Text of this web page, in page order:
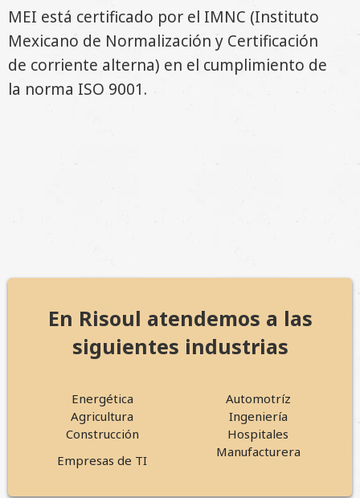
MEI está certificado por el IMNC (Instituto
Mexicano de Normalización y Certificación
de corriente alterna) en el cumplimiento de
la norma ISO 9001.
En Risoul atendemos a las
siguientes industrias
Energética
Automotríz
Agricultura
Ingeniería
Construcción
Hospitales
Empresas de TI
Manufacturera